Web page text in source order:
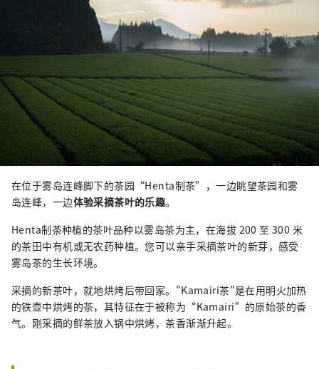
在位于雾岛连峰脚下的茶园“Henta制茶”，一边眺望茶园和雾
岛连峰，一边体验采摘茶叶的乐趣。
Henta制茶种植的茶叶品种以雾岛茶为主，在海拔 200 至 300 米
的茶田中有机或无农药种植。您可以亲手采摘茶叶的新芽，感受
雾岛茶的生长环境。
采摘的新茶叶，就地烘烤后带回家。"Kamairi茶"是在用明火加热
的铁壶中烘烤的茶，其特征在于被称为“Kamairi”的原始茶的香
气。刚采摘的鲜茶放入锅中烘烤，茶香渐渐升起。